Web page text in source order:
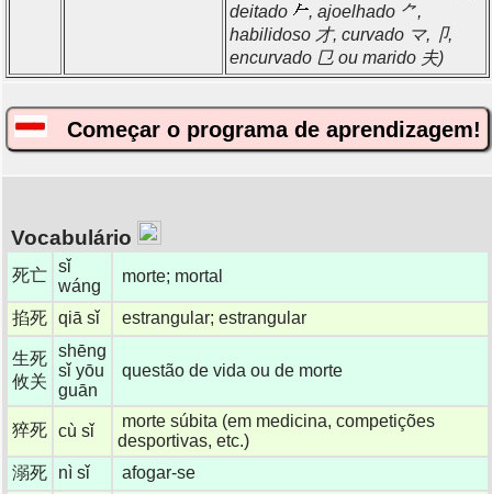
deitado
, ajoelhado ⺈,
habilidoso 才, curvado マ,卩,
encurvado 㔾 ou marido 夫)
Começar o programa de aprendizagem!
Vocabulário
死亡 sǐ
wáng
morte; mortal
掐死 qiā sǐ estrangular; estrangular
生死
攸关
shēng
sǐ yōu
guān
questão de vida ou de morte
猝死 cù sǐ
morte súbita (em medicina, competições
desportivas, etc.)
溺死
nì sǐ afogar-se